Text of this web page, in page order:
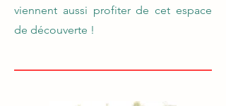
viennent aussi profiter de cet espace
de découverte !